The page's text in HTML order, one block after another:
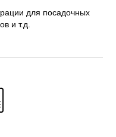
для посадочных
и т.д.